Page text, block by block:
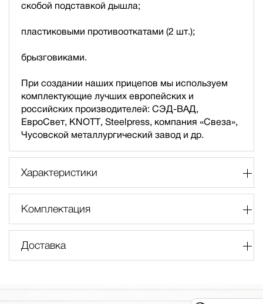
скобой подставкой дышла;
пластиковыми противооткатами (2 шт.);
брызговиками.
При создании наших прицепов мы используем
комплектующие лучших европейских и
российских производителей: СЭД-ВАД,
ЕвроСвет, KNOTT, Steelpress, компания «Свеза»,
Чусовской металлургический завод и др.
Характеристики
Комплектация
Доставка